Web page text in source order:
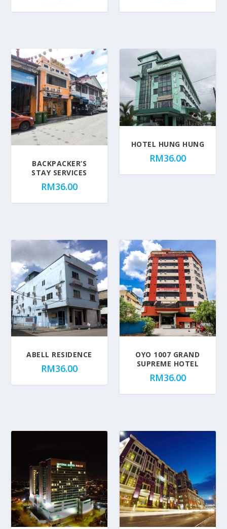
BACKPACKER’S
STAY SERVICES
RM36.00
HOTEL HUNG HUNG
RM36.00
ABELL RESIDENCE
RM36.00
OYO 1007 GRAND
SUPREME HOTEL
RM36.00